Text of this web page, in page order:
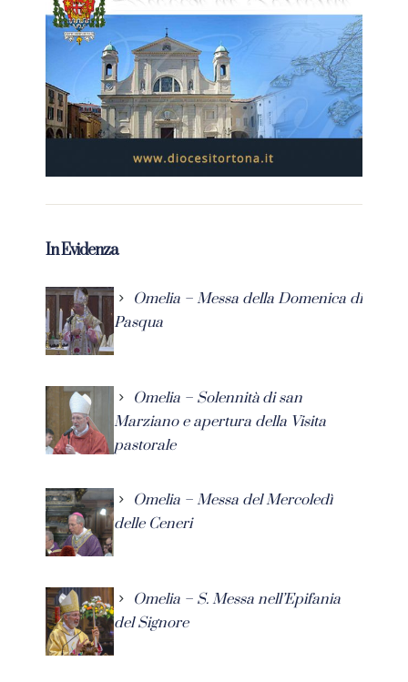
In Evidenza
Omelia – Messa della Domenica di
Pasqua
Omelia – Solennità di san
Marziano e apertura della Visita
pastorale
Omelia – Messa del Mercoledì
delle Ceneri
Omelia – S. Messa nell’Epifania
del Signore